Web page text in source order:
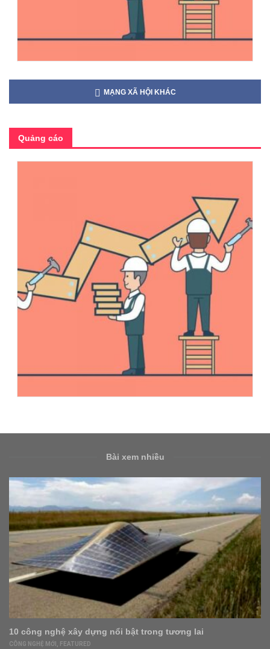
MẠNG XÃ HỘI KHÁC
Quảng cáo
Bài xem nhiều
xây dựng nổi bật trong tương lai
FEATURED